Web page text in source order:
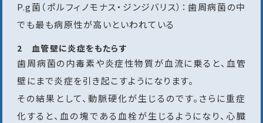
P.g菌（ポルフィノモナス・ジンジバリス）：歯周病菌の中
でも最も病原性が高いといわれている
2 血管壁に炎症をもたらす
歯周病菌の内毒素や炎症性物質が血流に乗ると、血管
壁にまで炎症を引き起こすようになります。
その結果として、動脈硬化が生じるのです。さらに重症
化すると、血の塊である血栓が生じるようになり、心臓